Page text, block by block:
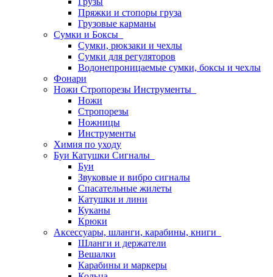
Пряжки и стопоры груза
Грузовые карманы
Сумки и Боксы
Сумки, рюкзаки и чехлы
Сумки для регуляторов
Водонепроницаемые сумки, боксы и чехлы
Фонари
Ножи Стропорезы Инструменты
Ножи
Стропорезы
Ножницы
Инструменты
Химия по уходу
Буи Катушки Сигналы
Буи
Звуковые и вибро сигналы
Спасательные жилеты
Катушки и лини
Куканы
Крюки
Аксессуары, шланги, карабины, книги
Шланги и держатели
Вешалки
Карабины и маркеры